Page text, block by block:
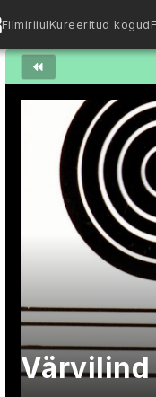
Filmiriiul Kureeritud kogud
Värvilind